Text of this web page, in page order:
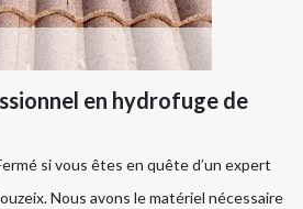
en hydrofuge de
si vous êtes en quête d’un expert
Nous avons le matériel nécessaire